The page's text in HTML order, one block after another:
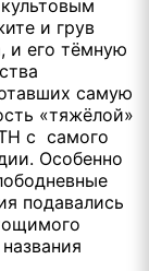
и грув
и его тёмную
самую
«тяжёлой»
с самого
Особенно
подавались